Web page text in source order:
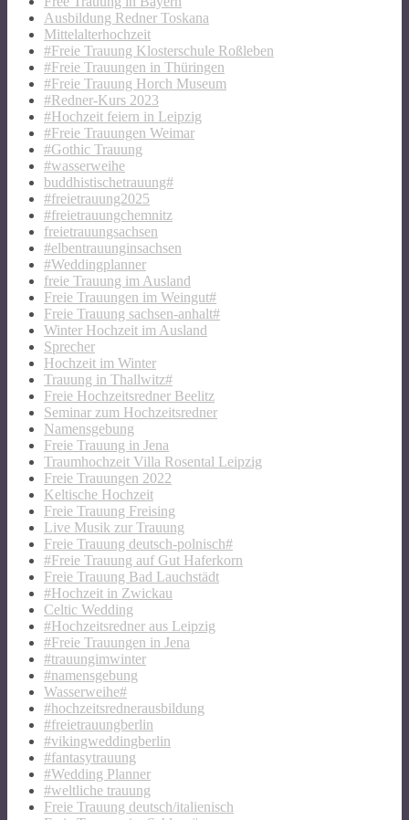
Ausbildung Redner Toskana
Mittelalterhochzeit
#Freie Trauung Klosterschule Roßleben
#Freie Trauungen in Thüringen
#Freie Trauung Horch Museum
#Redner-Kurs 2023
#Hochzeit feiern in Leipzig
#Freie Trauungen Weimar
#Gothic Trauung
#wasserweihe
buddhistischetrauung#
#freietrauung2025
#freietrauungchemnitz
freietrauungsachsen
#elbentrauunginsachsen
#Weddingplanner
freie Trauung im Ausland
Freie Trauungen im Weingut#
Freie Trauung sachsen-anhalt#
Winter Hochzeit im Ausland
Sprecher
Hochzeit im Winter
Trauung in Thallwitz#
Freie Hochzeitsredner Beelitz
Seminar zum Hochzeitsredner
Namensgebung
Freie Trauung in Jena
Traumhochzeit Villa Rosental Leipzig
Freie Trauungen 2022
Keltische Hochzeit
Freie Trauung Freising
Live Musik zur Trauung
Freie Trauung deutsch-polnisch#
#Freie Trauung auf Gut Haferkorn
Freie Trauung Bad Lauchstädt
#Hochzeit in Zwickau
Celtic Wedding
#Hochzeitsredner aus Leipzig
#Freie Trauungen in Jena
#trauungimwinter
#namensgebung
Wasserweihe#
#hochzeitsrednerausbildung
#freietrauungberlin
#vikingweddingberlin
#fantasytrauung
#Wedding Planner
#weltliche trauung
Freie Trauung deutsch/italienisch